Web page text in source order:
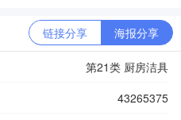
链接分享 海报分享
第21类 厨房洁具
43265375